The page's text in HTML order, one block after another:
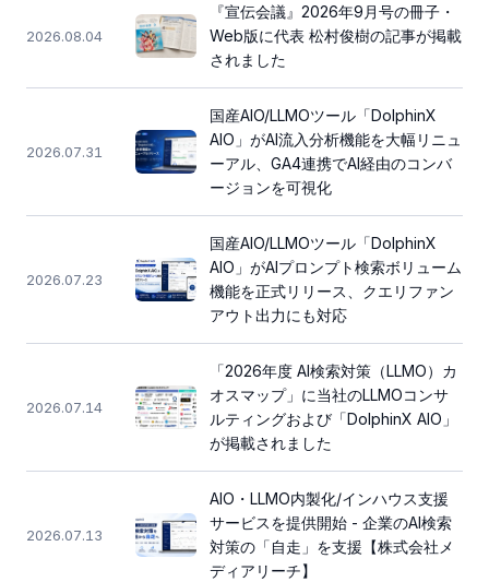
2026.08.04
『宣伝会議』2026年9月号の冊子・
Web版に代表 松村俊樹の記事が掲載
されました
2026.07.31
国産AIO/LLMOツール「DolphinX
AIO」がAI流入分析機能を大幅リニュ
ーアル、GA4連携でAI経由のコンバ
ージョンを可視化
2026.07.23
国産AIO/LLMOツール「DolphinX
AIO」がAIプロンプト検索ボリューム
機能を正式リリース、クエリファン
アウト出力にも対応
2026.07.14
「2026年度 AI検索対策（LLMO）カ
オスマップ」に当社のLLMOコンサ
ルティングおよび「DolphinX AIO」
が掲載されました
2026.07.13
AIO・LLMO内製化/インハウス支援
サービスを提供開始 - 企業のAI検索
対策の「自走」を支援【株式会社メ
ディアリーチ】